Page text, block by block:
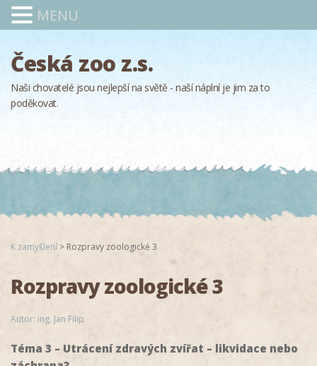
Česká zoo z.s.
Naši chovatelé jsou nejlepší na světě - naší náplní je jim za to
poděkovat.
K zamyšlení > Rozpravy zoologické 3
Rozpravy zoologické 3
Autor: ing. Jan Filip
Téma 3 – Utrácení zdravých zvířat – likvidace nebo
MENU